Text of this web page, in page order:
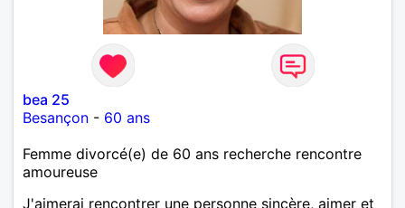
bea 25
Besançon - 60 ans
Femme divorcé(e) de 60 ans recherche rencontre
amoureuse
J'aimerai rencontrer une personne sincère, aimer et